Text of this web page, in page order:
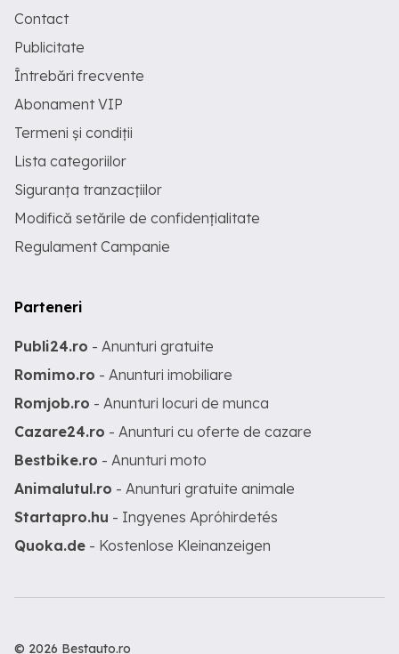
Contact
Publicitate
Întrebări frecvente
Abonament VIP
Termeni și condiții
Lista categoriilor
Siguranța tranzacțiilor
Modifică setările de confidențialitate
Regulament Campanie
Parteneri
Publi24.ro - Anunturi gratuite
Romimo.ro - Anunturi imobiliare
Romjob.ro - Anunturi locuri de munca
Cazare24.ro - Anunturi cu oferte de cazare
Bestbike.ro - Anunturi moto
Animalutul.ro - Anunturi gratuite animale
Startapro.hu - Ingyenes Apróhirdetés
Quoka.de - Kostenlose Kleinanzeigen
© 2026 Bestauto.ro